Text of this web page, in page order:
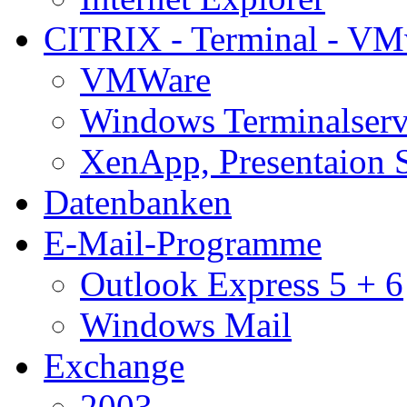
CITRIX - Terminal -
VMWare
Windows
XenApp, Presentaion
Datenbanken
E-Mail-Programme
Outlook Express 5 + 6
Windows Mail
Exchange